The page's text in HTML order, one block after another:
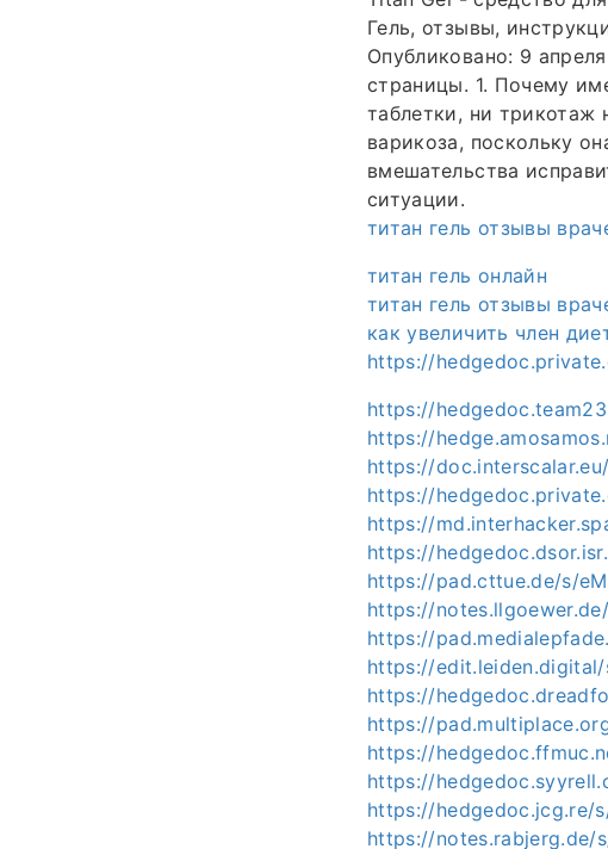
Гель, отзывы,
Опубликовано: 9
страницы. 1. Почему
таблетки, ни трикотаж
варикоза, поскольку
вмешательства
ситуации.
титан гель отзывы
титан гель онлайн
титан гель отзывы
как увеличить член
https://
https://
https://
https://
https://
https://
https://
https://pad.cttue.de/s/
https://
https://
https://edit.leiden.digital/
https://
https://
https://
https://
https://hedgedoc.jcg.re/
https://notes.rabjerg.de/